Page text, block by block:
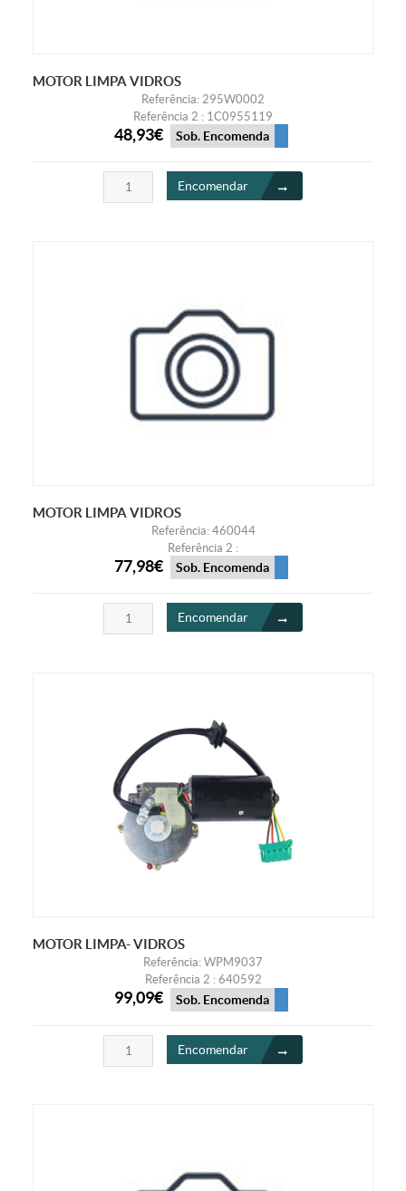
MOTOR LIMPA VIDROS
Referência: 295W0002
Referência 2 : 1C0955119
48,93€ Sob. Encomenda
Encomendar
MOTOR LIMPA VIDROS
Referência: 460044
Referência 2 :
77,98€ Sob. Encomenda
Encomendar
MOTOR LIMPA- VIDROS
Referência: WPM9037
Referência 2 : 640592
99,09€ Sob. Encomenda
Encomendar